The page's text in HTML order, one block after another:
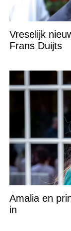
Vreselijk
Frans Duijts
Amalia en
in